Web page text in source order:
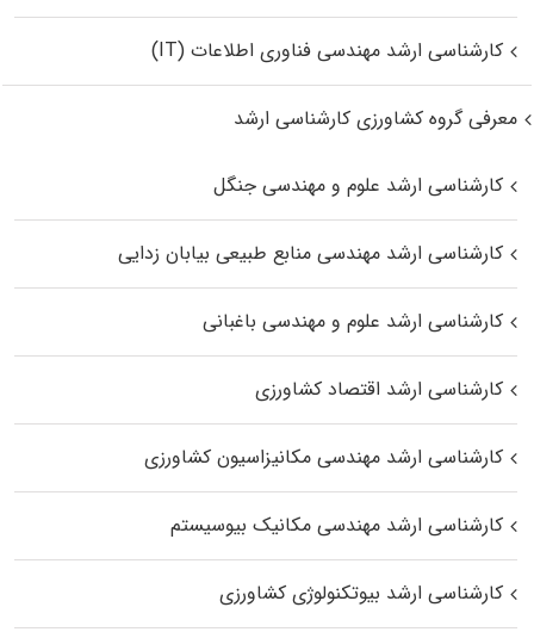
کارشناسی ارشد مهندسی فناوری اطلاعات (IT)
معرفی گروه کشاورزی کارشناسی ارشد
کارشناسی ارشد علوم و مهندسی جنگل
کارشناسی ارشد مهندسی منابع طبیعی بیابان زدایی
کارشناسی ارشد علوم و مهندسی باغبانی
کارشناسی ارشد اقتصاد کشاورزی
کارشناسی ارشد مهندسی مکانیزاسیون کشاورزی
کارشناسی ارشد مهندسی مکانیک بیوسیستم
کارشناسی ارشد بیوتکنولوژی کشاورزی